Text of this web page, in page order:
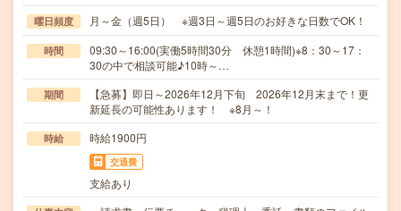
曜日頻度 月～金（週5日） ※週3日～週5日のお好きな日数でOK！
時間
09:30～16:00(実働5時間30分 休憩1時間)※8：30～17：
30の中で相談可能♪10時～…
期間
【急募】即日～2026年12月下旬 2026年12月末まで！更
新延長の可能性あります！ ※8月～！
時給 時給1900円
交通費
支給あり